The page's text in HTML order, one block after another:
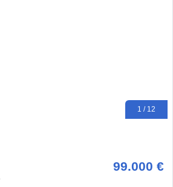
1 / 12
99.000 €